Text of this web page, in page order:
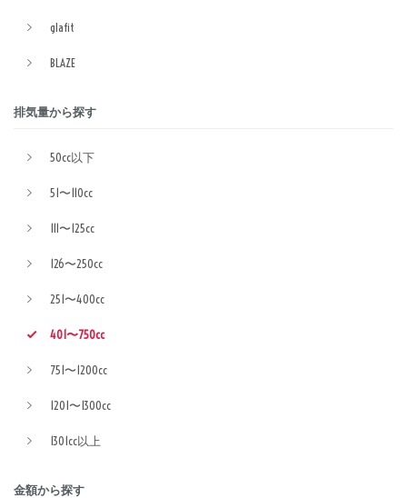
glafit
BLAZE
排気量から探す
50cc以下
51〜110cc
111〜125cc
126〜250cc
251〜400cc
401〜750cc
751〜1200cc
1201〜1300cc
1301cc以上
金額から探す